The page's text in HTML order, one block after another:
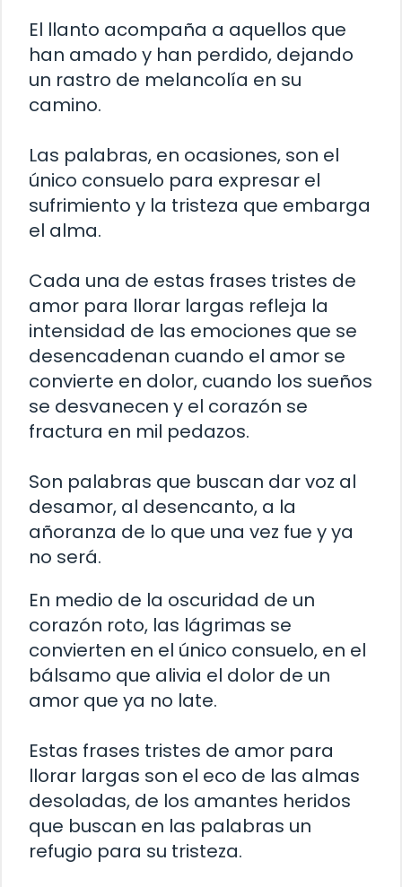
El llanto acompaña a aquellos que
han amado y han perdido, dejando
un rastro de melancolía en su
camino.
Las palabras, en ocasiones, son el
único consuelo para expresar el
sufrimiento y la tristeza que embarga
el alma.
Cada una de estas frases tristes de
amor para llorar largas refleja la
intensidad de las emociones que se
desencadenan cuando el amor se
convierte en dolor, cuando los sueños
se desvanecen y el corazón se
fractura en mil pedazos.
Son palabras que buscan dar voz al
desamor, al desencanto, a la
añoranza de lo que una vez fue y ya
no será.
En medio de la oscuridad de un
corazón roto, las lágrimas se
convierten en el único consuelo, en el
bálsamo que alivia el dolor de un
amor que ya no late.
Estas frases tristes de amor para
llorar largas son el eco de las almas
desoladas, de los amantes heridos
que buscan en las palabras un
refugio para su tristeza.